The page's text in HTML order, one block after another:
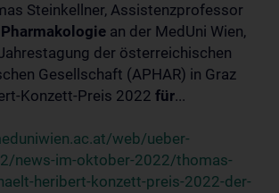
Steinkellner, Assistenzprofessor
Pharmakologie an der MedUni Wien,
der österreichischen
Gesellschaft (APHAR) in Graz
Konzett-Preis 2022 für...
web/ueber-
news-im-oktober-2022/thomas-
heribert-konzett-preis-2022-der-